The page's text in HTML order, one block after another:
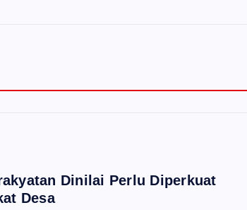
Dinilai Perlu Diperkuat
Desa